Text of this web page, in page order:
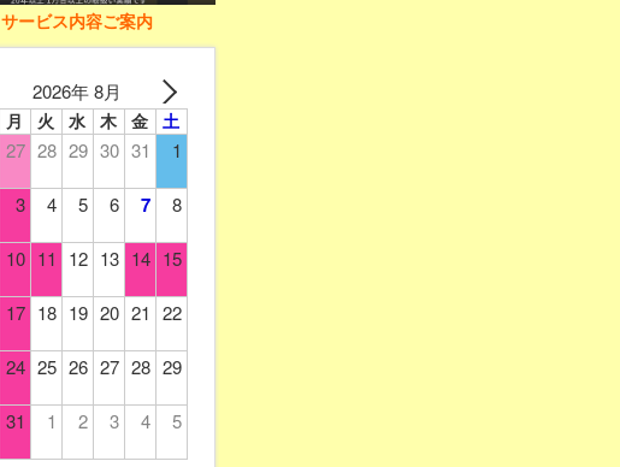
サービス内容ご案内
2026年 8月
月 火 水 木 金 土
27 28 29 30 31 1
3 4 5 6 7 8
10 11 12 13 14 15
17 18 19 20 21 22
24 25 26 27 28 29
31 1 2 3 4 5